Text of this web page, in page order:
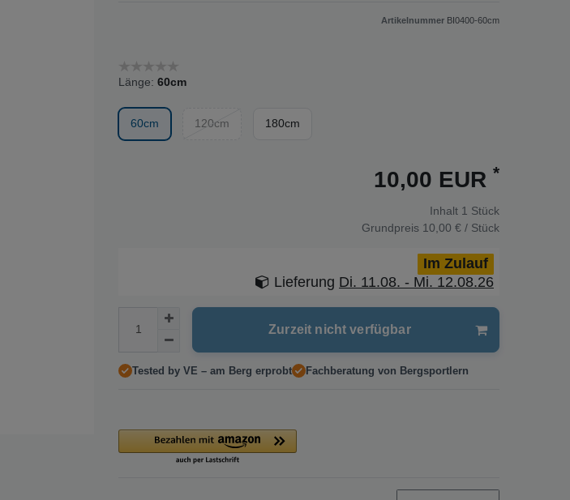
Artikelnummer BI0400-60cm
Länge: 60cm
60cm 120cm 180cm
10,00 EUR *
Inhalt 1 Stück
Grundpreis 10,00 € / Stück
Im Zulauf
Lieferung Di. 11.08. - Mi. 12.08.26
Zurzeit nicht verfügbar
Tested by VE – am Berg erprobt Fachberatung von Bergsportlern